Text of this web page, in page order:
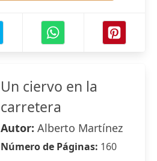
Un ciervo en la
carretera
Autor: Alberto Martínez
Número de Páginas: 160